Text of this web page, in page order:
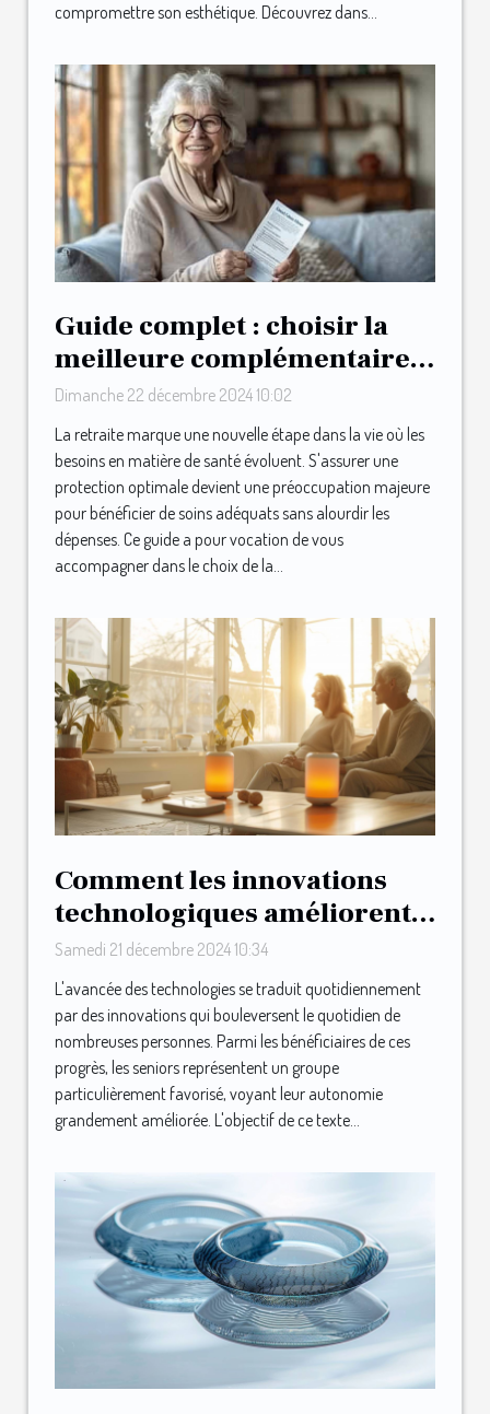
compromettre son esthétique. Découvrez dans...
Guide complet : choisir la
meilleure complémentaire
santé après la retraite
Dimanche 22 décembre 2024 10:02
La retraite marque une nouvelle étape dans la vie où les
besoins en matière de santé évoluent. S'assurer une
protection optimale devient une préoccupation majeure
pour bénéficier de soins adéquats sans alourdir les
dépenses. Ce guide a pour vocation de vous
accompagner dans le choix de la...
Comment les innovations
technologiques améliorent
l'autonomie des seniors
Samedi 21 décembre 2024 10:34
L'avancée des technologies se traduit quotidiennement
par des innovations qui bouleversent le quotidien de
nombreuses personnes. Parmi les bénéficiaires de ces
progrès, les seniors représentent un groupe
particulièrement favorisé, voyant leur autonomie
grandement améliorée. L'objectif de ce texte...